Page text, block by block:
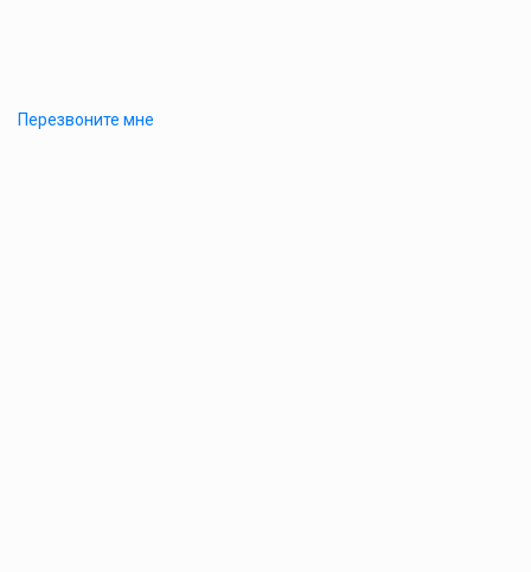
Перезвоните мне